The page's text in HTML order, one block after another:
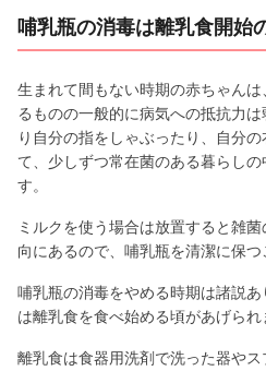
哺乳瓶の消毒は離乳食開始
生まれて間もない時期の赤ちゃん
るものの一般的に病気への抵抗力
り自分の指をしゃぶったり、自分
て、少しずつ常在菌のある暮らし
す。
ミルクを使う場合は放置すると雑
向にあるので、哺乳瓶を清潔に保つ
哺乳瓶の消毒をやめる時期は諸説
は離乳食を食べ始める頃があげられ
離乳食は食器用洗剤で洗った器や